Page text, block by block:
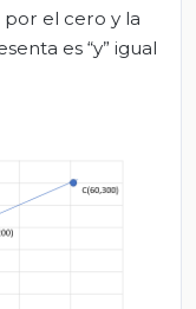
por el cero y la
es “y” igual